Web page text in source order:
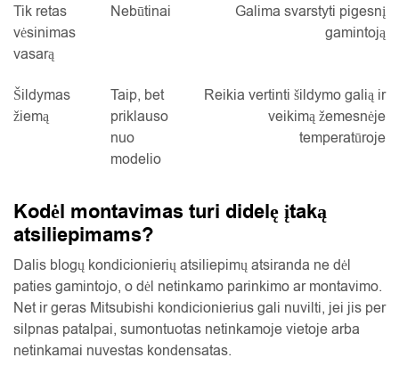
Tik retas
vėsinimas
vasarą
Nebūtinai
Galima svarstyti pigesnį
gamintoją
Šildymas
žiemą
Taip, bet
priklauso
nuo
modelio
Reikia vertinti šildymo galią ir
veikimą žemesnėje
temperatūroje
Kodėl montavimas turi didelę įtaką
atsiliepimams?
Dalis blogų kondicionierių atsiliepimų atsiranda ne dėl
paties gamintojo, o dėl netinkamo parinkimo ar montavimo.
Net ir geras Mitsubishi kondicionierius gali nuvilti, jei jis per
silpnas patalpai, sumontuotas netinkamoje vietoje arba
netinkamai nuvestas kondensatas.